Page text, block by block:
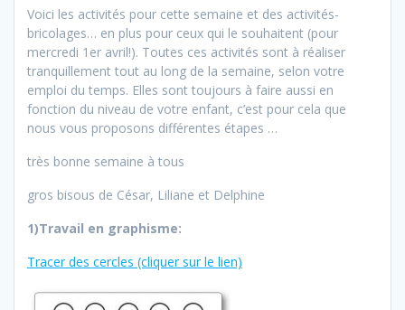
Voici les activités pour cette semaine et des activités-
bricolages… en plus pour ceux qui le souhaitent (pour
mercredi 1er avril!). Toutes ces activités sont à réaliser
tranquillement tout au long de la semaine, selon votre
emploi du temps. Elles sont toujours à faire aussi en
fonction du niveau de votre enfant, c’est pour cela que
nous vous proposons différentes étapes …
très bonne semaine à tous
gros bisous de César, Liliane et Delphine
1)Travail en graphisme:
Tracer des cercles (cliquer sur le lien)